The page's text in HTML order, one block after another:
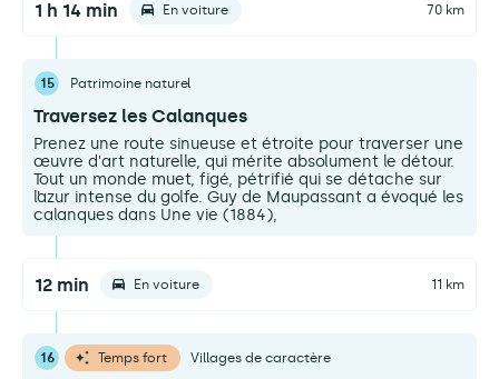
1 h 14 min En voiture 70 km
15 Patrimoine naturel
Traversez les Calanques
Prenez une route sinueuse et étroite pour traverser une
œuvre d'art naturelle, qui mérite absolument le détour.
Tout un monde muet, figé, pétrifié qui se détache sur
l’azur intense du golfe. Guy de Maupassant a évoqué les
calanques dans Une vie (1884),
12 min En voiture 11 km
16 Temps fort Villages de caractère